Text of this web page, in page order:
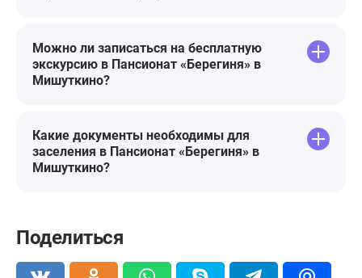
Можно ли записаться на бесплатную
экскурсию в Пансионат «Берегиня» в
Мишуткино?
Какие документы необходимы для
заселения в Пансионат «Берегиня» в
Мишуткино?
Поделиться